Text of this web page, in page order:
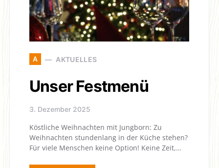
A AKTUELLES
Unser Festmenü
3. Dezember 2025
Köstliche Weihnachten mit Jungborn: Zu
Weihnachten stundenlang in der Küche stehen?
Für viele Menschen keine Option! Keine Zeit,…